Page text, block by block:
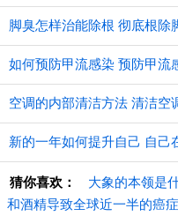
脚臭怎样治能除根 彻底根除
如何预防甲流感染 预防甲流
空调的内部清洁方法 清洁空
新的一年如何提升自己 自己
猜你喜欢： 大象的本领是
和酒精导致全球近一半的癌症